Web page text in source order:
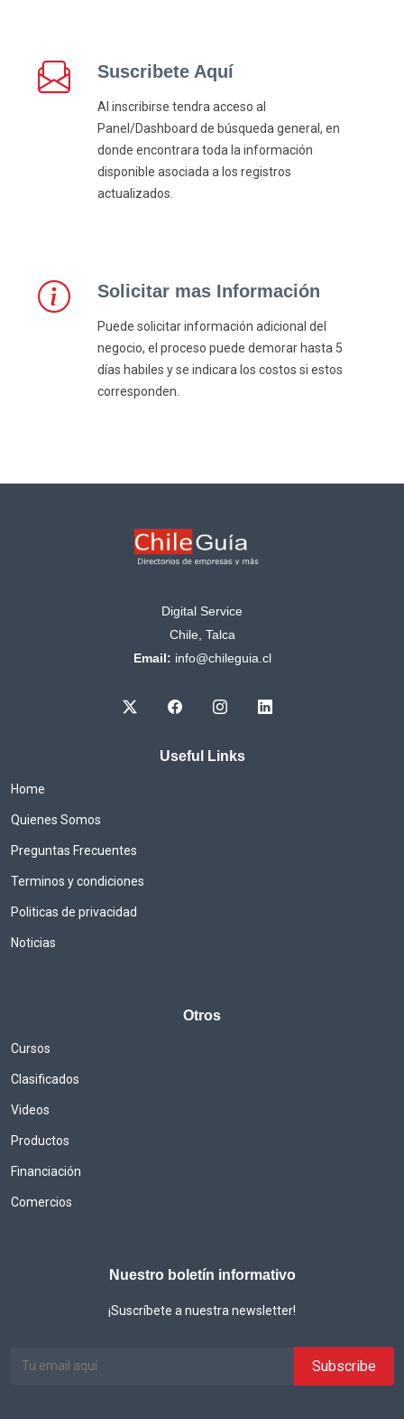
Suscribete Aquí
Al inscribirse tendra acceso al
Panel/Dashboard de búsqueda general, en
donde encontrara toda la información
disponible asociada a los registros
actualizados.
Solicitar mas Información
Puede solicitar información adicional del
negocio, el proceso puede demorar hasta 5
días habiles y se indicara los costos si estos
corresponden.
Digital Service
Chile, Talca
Email: info@chileguia.cl
Useful Links
Home
Quienes Somos
Preguntas Frecuentes
Terminos y condiciones
Politicas de privacidad
Noticias
Otros
Cursos
Clasificados
Videos
Productos
Financiación
Comercios
Nuestro boletín informativo
¡Suscríbete a nuestra newsletter!